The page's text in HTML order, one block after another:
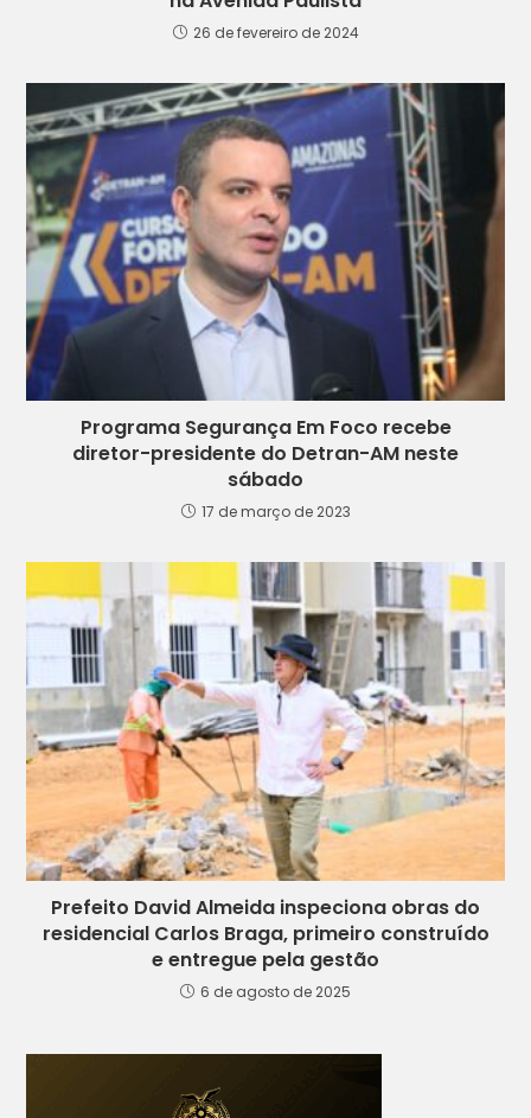
26 de fevereiro de 2024
Programa Segurança Em Foco recebe
diretor-presidente do Detran-AM neste
sábado
17 de março de 2023
Prefeito David Almeida inspeciona obras do
residencial Carlos Braga, primeiro construído
e entregue pela gestão
6 de agosto de 2025